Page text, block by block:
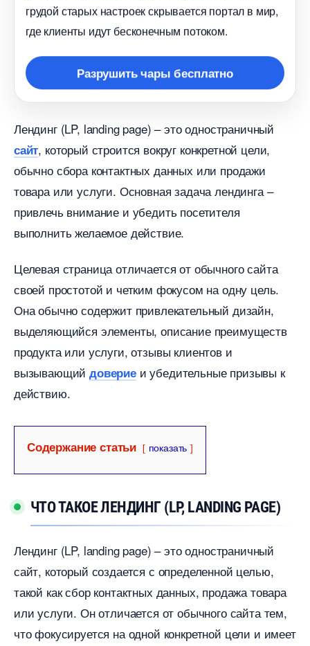
рудой старых настроек скрывается портал в мир,
де клиенты идут бесконечным потоком.
Разрушить чары бесплатно
Лендинг (LP, landing page) – это одностраничный
сайт, который строится вокруг конкретной цели,
обычно сбора контактных данных или продажи
товара или услуги.​ Основная задача лендинга –
привлечь внимание и убедить посетителя
ыполнить желаемое действие.​
Целевая страница отличается от обычного сайта
своей простотой и четким фокусом на одну цель.​
Она обычно содержит привлекательный дизайн,
ыделяющийся элементы, описание преимущест
продукта или услуги, отзывы клиентов и
ызывающийдовериеи убедительные призывы к
действию.​
Содержание статьи показать
ЧТО ТАКОЕ ЛЕНДИНГ (LP, LANDING PAGE)
Лендинг (LP, landing page) – это одностраничный
сайт, который создается с определенной целью,
такой как сбор контактных данных, продажа товара
или услуги.​ Он отличается от обычного сайта тем,
что фокусируется на одной конкретной цели и имеет